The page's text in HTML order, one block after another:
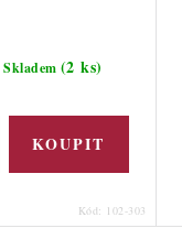
t
ů
Skladem (2 ks)
Kód: 102-303